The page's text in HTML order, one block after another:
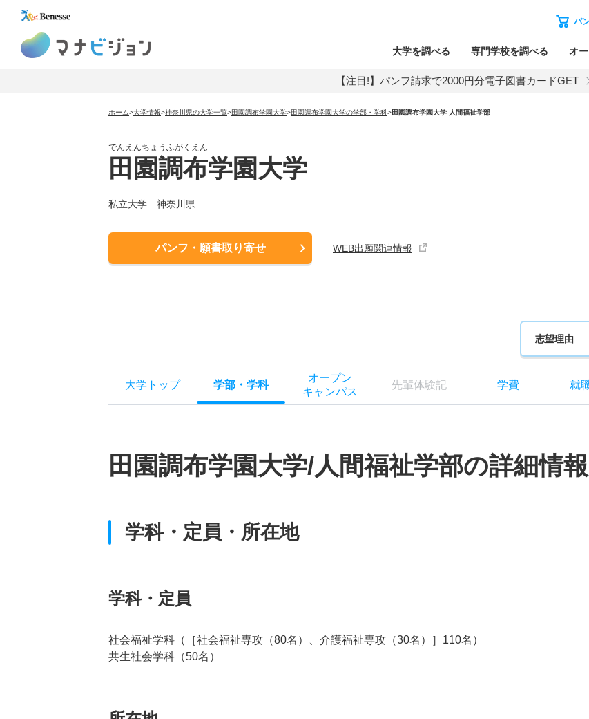
パ
大学を調べる 専門学校を調べる オ
【注目!】パンフ請求で2000円分電子図書カードGET
ホーム>大学情報>神奈川県の大学一覧>田園調布学園大学>田園調布学園大学の学部・学科>田園調布学園大学 人間福祉学部
でんえんちょうふがくえん
田園調布学園大学
私立大学 神奈川県
パンフ・願書取り寄せ WEB出願関連情報
志望理由
大学トップ 学部 ・ 学科
オープン
キャンパス
先輩体験記 学費 就
田園調布学園大学/人間福祉学部の詳細情報
学科・定員・所在地
学科・定員
社会福祉学科（［社会福祉専攻（80名）、介護福祉専攻（30名）］110名）
共生社会学科（50名）